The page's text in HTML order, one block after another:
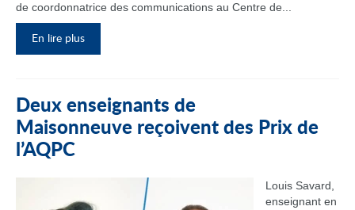
de coordonnatrice des communications au Centre de...
En lire plus
Deux enseignants de
Maisonneuve reçoivent des Prix de
l’AQPC
Louis Savard,
enseignant en